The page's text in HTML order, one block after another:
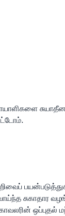
சுகாதார
ஒப்புதல்